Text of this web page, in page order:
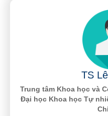
TS
Trung tâm Khoa học và
Đại học Khoa học Tự